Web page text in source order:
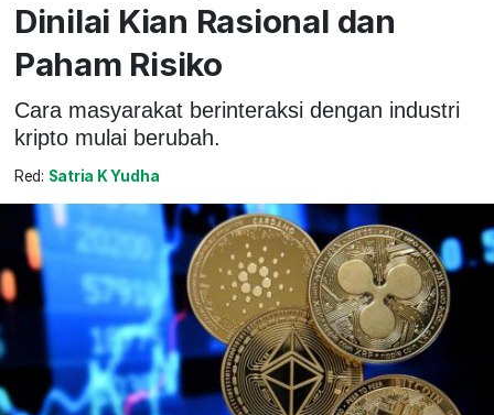
Dinilai Kian Rasional dan
Paham Risiko
Cara masyarakat berinteraksi dengan industri
kripto mulai berubah.
Red: Satria K Yudha